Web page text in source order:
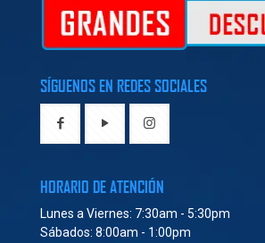
SÍGUENOS EN REDES SOCIALES
HORARIO DE ATENCIÓN
Lunes a Viernes: 7:30am - 5:30pm
Sábados: 8:00am - 1:00pm